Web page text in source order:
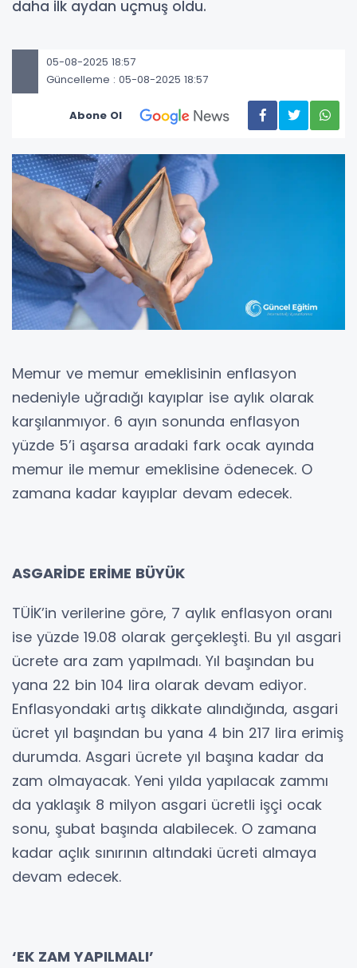
daha ilk aydan uçmuş oldu.
05-08-2025 18:57
Güncelleme : 05-08-2025 18:57
Abone Ol
Memur ve memur emeklisinin enflasyon
nedeniyle uğradığı kayıplar ise aylık olarak
karşılanmıyor. 6 ayın sonunda enflasyon
yüzde 5’i aşarsa aradaki fark ocak ayında
memur ile memur emeklisine ödenecek. O
zamana kadar kayıplar devam edecek.
ASGARİDE ERİME BÜYÜK
TÜİK’in verilerine göre, 7 aylık enflasyon oranı
ise yüzde 19.08 olarak gerçekleşti. Bu yıl asgari
ücrete ara zam yapılmadı. Yıl başından bu
yana 22 bin 104 lira olarak devam ediyor.
Enflasyondaki artış dikkate alındığında, asgari
ücret yıl başından bu yana 4 bin 217 lira erimiş
durumda. Asgari ücrete yıl başına kadar da
zam olmayacak. Yeni yılda yapılacak zammı
da yaklaşık 8 milyon asgari ücretli işçi ocak
sonu, şubat başında alabilecek. O zamana
kadar açlık sınırının altındaki ücreti almaya
devam edecek.
‘EK ZAM YAPILMALI’